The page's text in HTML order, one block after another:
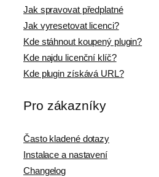
Jak spravovat předplatné
Jak vyresetovat licenci?
Kde stáhnout koupený plugin?
Kde najdu licenční klíč?
Kde plugin získává URL?
Pro zákazníky
Často kladené dotazy
Instalace a nastavení
Changelog